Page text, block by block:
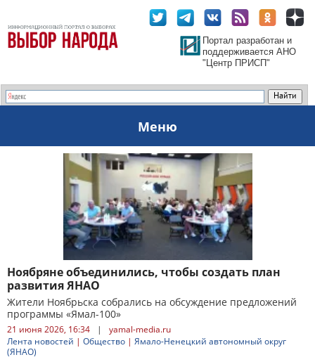
Портал разработан и
поддерживается АНО
"Центр ПРИСП"
Меню
Ноябряне объединились, чтобы создать план
развития ЯНАО
Жители Ноябрьска собрались на обсуждение предложений
программы «Ямал-100»
21 июня 2026, 16:34 |
yamal-media.ru
Лента новостей | Общество | Ямало-Ненецкий автономный округ
(ЯНАО)